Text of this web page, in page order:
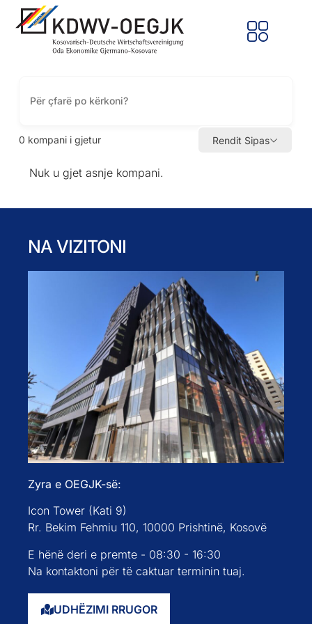
0 kompani i gjetur Rendit Sipas
Nuk u gjet asnje kompani.
NA VIZITONI
Zyra e OEGJK-së:
Icon Tower (Kati 9)
Rr. Bekim Fehmiu 110, 10000 Prishtinë, Kosovë
E hënë deri e premte - 08:30 - 16:30
Na kontaktoni për të caktuar terminin tuaj.
UDHËZIMI RRUGOR